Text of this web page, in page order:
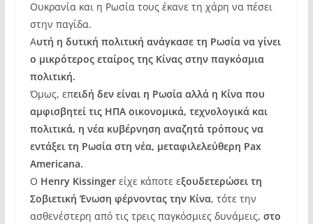
Ουκρανία και η Ρωσία τους έκανε τη χάρη να πέσει
στην παγίδα.
Αυτή η δυτική πολιτική ανάγκασε τη Ρωσία να γίνει
ο μικρότερος εταίρος της Κίνας στην παγκόσμια
πολιτική.
Όμως, επειδή δεν είναι η Ρωσία αλλά η Κίνα που
αμφισβητεί τις ΗΠΑ οικονομικά, τεχνολογικά και
πολιτικά, η νέα κυβέρνηση αναζητά τρόπους να
εντάξει τη Ρωσία στη νέα, μεταφιλελεύθερη Pax
Americana.
Ο Henry Kissingerείχε κάποτε εξουδετερώσει τη
Σοβιετική Ένωση φέρνοντας την Κίνα, τότε την
ασθενέστερη από τις τρεις παγκόσμιες δυνάμεις, στο